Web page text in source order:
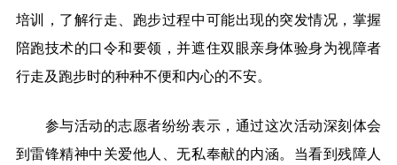
培训，了解行走、跑步过程中可能出现的突发情况，掌握
陪跑技术的口令和要领，并遮住双眼亲身体验身为视障者
行走及跑步时的种种不便和内心的不安。
参与活动的志愿者纷纷表示，通过这次活动深刻体会
到雷锋精神中关爱他人、无私奉献的内涵。当看到残障人